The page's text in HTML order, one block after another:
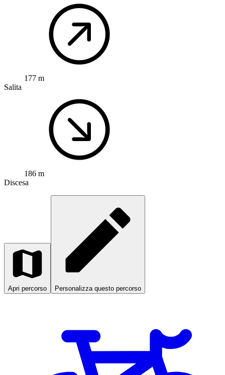
177 m
Salita
186 m
Discesa
Apri percorso Personalizza questo percorso